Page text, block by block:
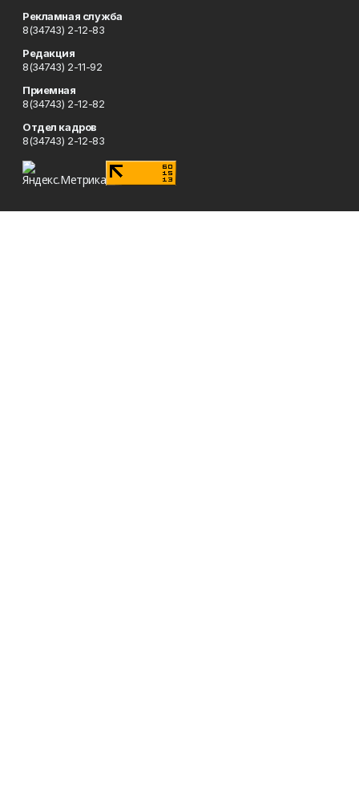
Рекламная служба
8(34743) 2-12-83
Редакция
8(34743) 2-11-92
Приемная
8(34743) 2-12-82
Отдел кадров
8(34743) 2-12-83